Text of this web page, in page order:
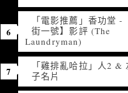
「電影推薦」香功堂 -
街一號】影評 (The
Laundryman)
「雞排亂哈拉」人2 &
子名片